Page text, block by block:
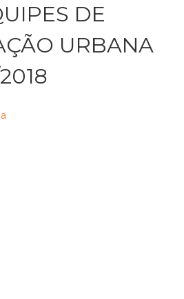
DE
URBANA